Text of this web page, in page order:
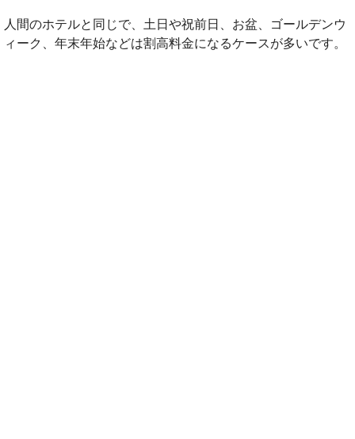
人間のホテルと同じで、土日や祝前日、お盆、ゴールデンウ
ィーク、年末年始などは割高料金になるケースが多いです。